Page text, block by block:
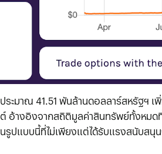
ะมาณ 41.51 พันล้านดอลลาร์สหรัฐฯ
ต์ อ้างอิงจากสถิติมูลค่าสินทรัพย์ทั้งหมด
รูปแบบนี้ที่ไม่เพียงแต่ได้รับแรงสนับส